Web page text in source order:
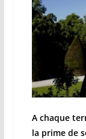
A chaque
la prime de